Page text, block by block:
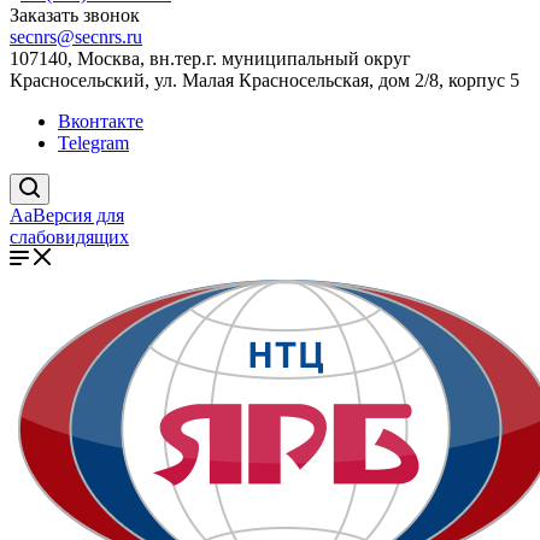
Заказать звонок
secnrs@secnrs.ru
107140, Москва, вн.тер.г. муниципальный округ
Красносельский, ул. Малая Красносельская, дом 2/8, корпус 5
Вконтакте
Telegram
AaВерсия для
слабовидящих